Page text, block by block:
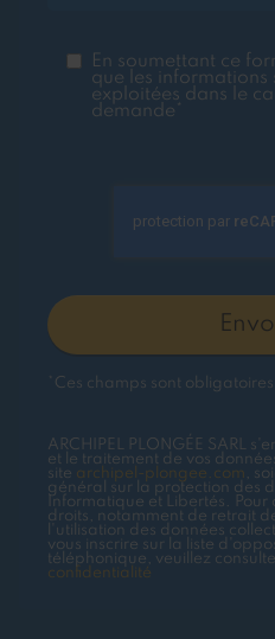
En soumettant ce
que les informations
exploitées dans le
demande*
*Ces champs sont obligatoires
ARCHIPEL PLONGÉE SARL
et le traitement de vos
site archipel-plongee.com ,
général sur la protection des
Informatique et Libertés.
droits, notamment de retrait
l'utilisation des données
vous inscrire sur la liste
téléphonique, veuillez
confidentialité